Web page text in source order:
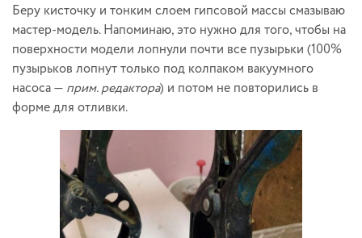
Беру кисточку и тонким слоем гипсовой массы смазываю
мастер-модель. Напоминаю, это нужно для того, чтобы на
поверхности модели лопнули почти все пузырьки (100%
пузырьков лопнут только под колпаком вакуумного
насоса — прим. редактора) и потом не повторились в
форме для отливки.